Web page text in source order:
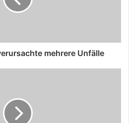
mehrere Unfälle